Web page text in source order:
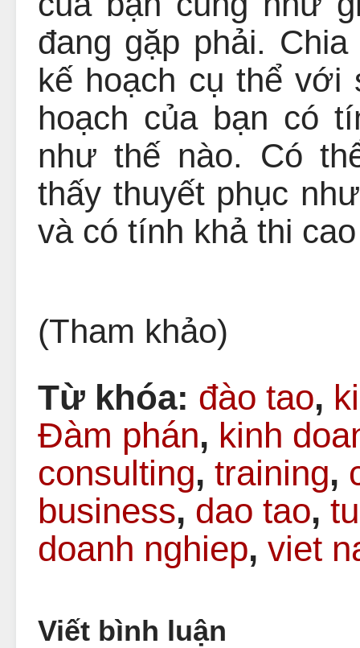
đang gặp phải.
kế hoạch cụ thể với
hoạch của bạn có
như thế nào. Có
thấy thuyết phục
và có tính khả thi
(Tham khảo)
Từ khóa: đào tao,
Đàm phán, kinh
consulting, training,
business, dao tao,
doanh nghiep, viet
Viết bình luận